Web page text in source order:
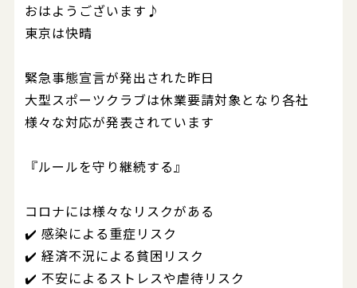
おはようございます♪
東京は快晴
緊急事態宣言が発出された昨日
大型スポーツクラブは休業要請対象となり各社
様々な対応が発表されています
『ルールを守り継続する』
コロナには様々なリスクがある
✔️ 感染による重症リスク
✔️ 経済不況による貧困リスク
✔️ 不安によるストレスや虐待リスク